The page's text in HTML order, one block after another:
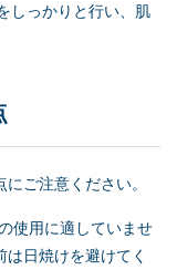
しっかりと行い、肌
ご注意ください。
使用に適していませ
日焼けを避けてく